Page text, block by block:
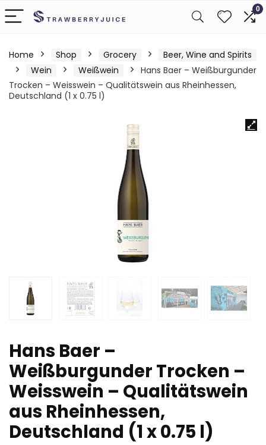
0
Home Shop Grocery
Beer, Wine and Spirits
Wein
Weißwein
Hans Baer – Weißburgunder
Trocken – Weisswein – Qualitätswein aus Rheinhessen,
Deutschland (1 x 0.75 l)
Hans Baer –
Weißburgunder Trocken –
Weisswein – Qualitätswein
aus Rheinhessen,
Deutschland (1 x 0.75 l)